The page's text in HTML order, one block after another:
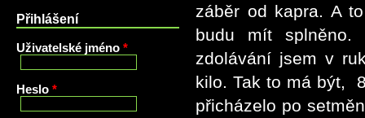
Přihlášení
Uživatelské jméno *
Heslo *
záběr od kapra. A
budu mít
zdolávání jsem v
kilo. Tak to má být,
přicházelo po